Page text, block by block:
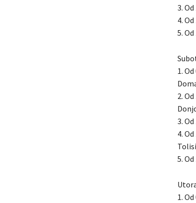
3.
4.
5.
1.
2.
3.
4.
5.
1.